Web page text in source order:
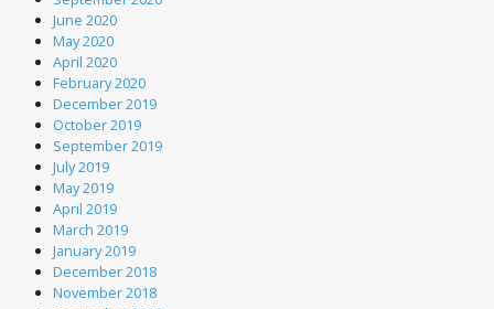
June 2020
May 2020
April 2020
February 2020
December 2019
October 2019
September 2019
July 2019
May 2019
April 2019
March 2019
January 2019
December 2018
November 2018